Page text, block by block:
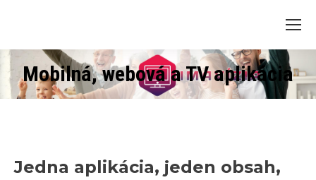
Mobilná, webová a TV aplikácia
Jedna aplikácia, jeden obsah,